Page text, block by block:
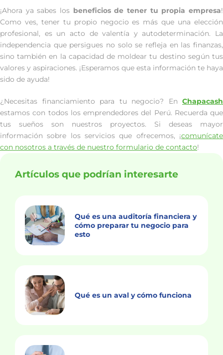
¡Ahora ya sabes los beneficios de tener tu propia empresa!
Como ves, tener tu propio negocio es más que una elección
profesional, es un acto de valentía y autodeterminación. La
independencia que persigues no solo se refleja en las finanzas,
sino también en la capacidad de moldear tu destino según tus
valores y aspiraciones. ¡Esperamos que esta información te haya
sido de ayuda!
¿Necesitas financiamiento para tu negocio? En Chapacash
estamos con todos los emprendedores del Perú. Recuerda que
tus sueños son nuestros proyectos. Si deseas mayor
información sobre los servicios que ofrecemos, ¡comunícate
con nosotros a través de nuestro formulario de contacto!
Artículos que podrían interesarte
Qué es una auditoría financiera y
cómo preparar tu negocio para
esto
Qué es un aval y cómo funciona